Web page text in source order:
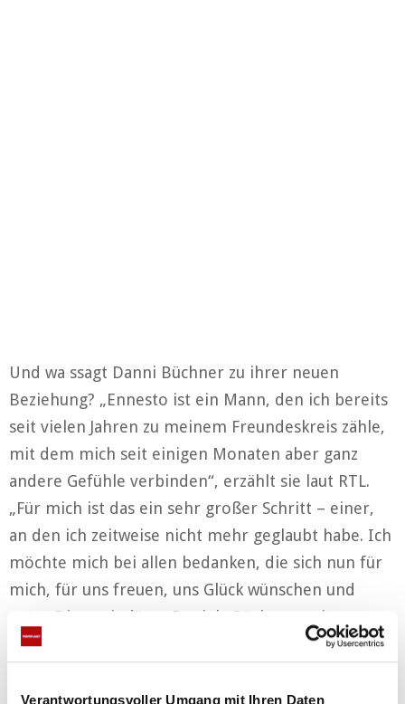
Verantwortungsvoller Umgang mit Ihren Daten
Und wa ssagt Danni Büchner zu ihrer neuen
Beziehung? „Ennesto ist ein Mann, den ich bereits
seit vielen Jahren zu meinem Freundeskreis zähle,
mit dem mich seit einigen Monaten aber ganz
andere Gefühle verbinden“, erzählt sie laut RTL.
„Für mich ist das ein sehr großer Schritt – einer,
an den ich zeitweise nicht mehr geglaubt habe. Ich
möchte mich bei allen bedanken, die sich nun für
mich, für uns freuen, uns Glück wünschen und
guter Dinge sind“, so Daniela Büchner weiter.
Anzeigen